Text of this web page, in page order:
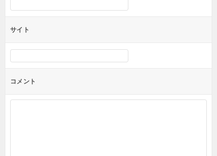
サイト
コメント